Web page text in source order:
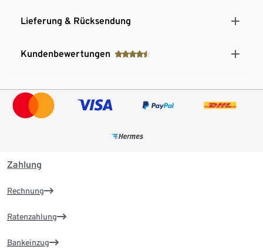
Lieferung & Rücksendung
Kundenbewertungen
Zahlung
Rechnung
Ratenzahlung
Bankeinzug